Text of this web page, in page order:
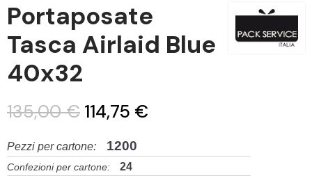
Portaposate
Tasca Airlaid Blue
40x32
135,00 € 114,75 €
Pezzi per cartone: 1200
Confezioni per cartone: 24